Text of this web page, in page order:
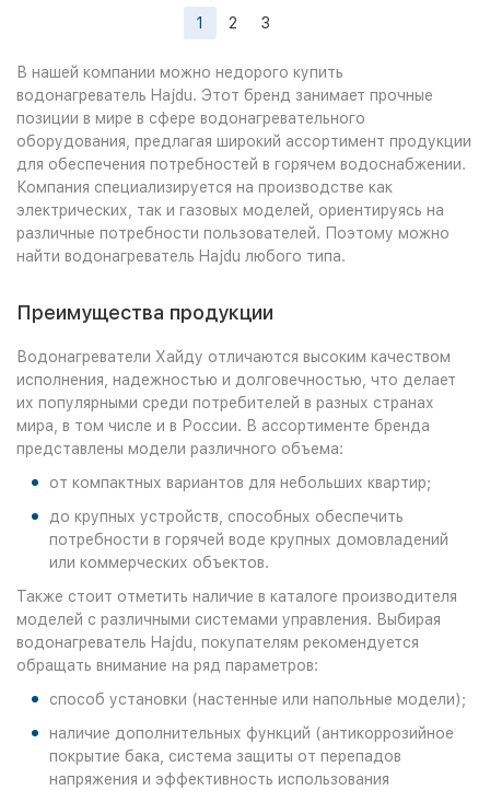
1 2 3
В нашей компании можно недорого купить
водонагреватель Hajdu. Этот бренд занимает прочные
позиции в мире в сфере водонагревательного
оборудования, предлагая широкий ассортимент продукции
для обеспечения потребностей в горячем водоснабжении.
Компания специализируется на производстве как
электрических, так и газовых моделей, ориентируясь на
различные потребности пользователей. Поэтому можно
найти водонагреватель Hajdu любого типа.
Преимущества продукции
Водонагреватели Хайду отличаются высоким качеством
исполнения, надежностью и долговечностью, что делает
их популярными среди потребителей в разных странах
мира, в том числе и в России. В ассортименте бренда
представлены модели различного объема:
от компактных вариантов для небольших квартир;
до крупных устройств, способных обеспечить
потребности в горячей воде крупных домовладений
или коммерческих объектов.
Также стоит отметить наличие в каталоге производителя
моделей с различными системами управления. Выбирая
водонагреватель Hajdu, покупателям рекомендуется
обращать внимание на ряд параметров:
способ установки (настенные или напольные модели);
наличие дополнительных функций (антикоррозийное
покрытие бака, система защиты от перепадов
напряжения и эффективность использования